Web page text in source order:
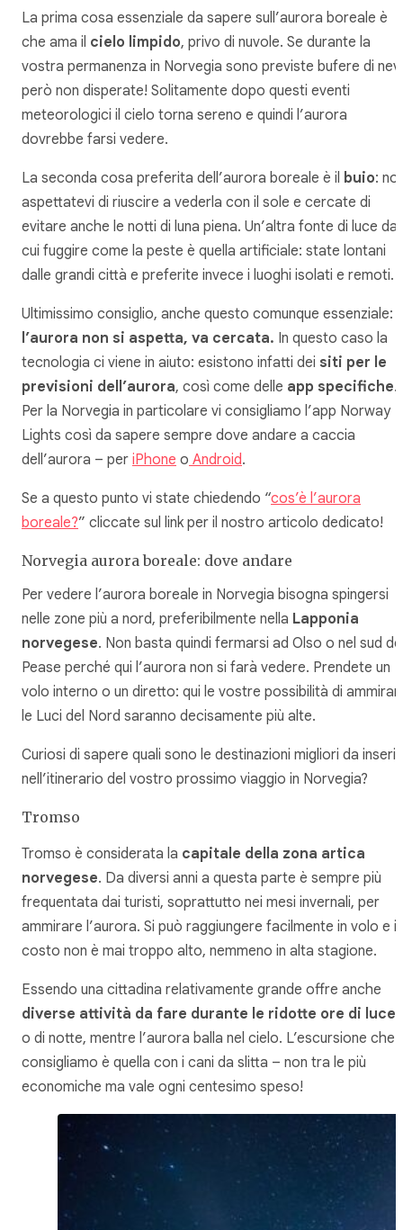
La prima cosa essenziale da sapere sull’aurora boreale è
che ama il cielo limpido, privo di nuvole. Se durante la
vostra permanenza in Norvegia sono previste bufere di
però non disperate! Solitamente dopo questi eventi
meteorologici il cielo torna sereno e quindi l’aurora
dovrebbe farsi vedere.
La seconda cosa preferita dell’aurora boreale è il buio:
aspettatevi di riuscire a vederla con il sole e cercate di
evitare anche le notti di luna piena. Un’altra fonte di luce da
cui fuggire come la peste è quella artificiale: state lontani
dalle grandi città e preferite invece i luoghi isolati e remoti.
Ultimissimo consiglio, anche questo comunque essenziale:
l’aurora non si aspetta, va cercata. In questo caso la
tecnologia ci viene in aiuto: esistono infatti dei siti per le
previsioni dell’aurora, così come delle app specifiche.
Per la Norvegia in particolare vi consigliamo l’app Norway
Lights così da sapere sempre dove andare a caccia
dell’aurora – per iPhone o Android.
Se a questo punto vi state chiedendo “cos’è l’aurora
boreale?” cliccate sul link per il nostro articolo dedicato!
Norvegia aurora boreale: dove andare
Per vedere l’aurora boreale in Norvegia bisogna spingersi
nelle zone più a nord, preferibilmente nella Lapponia
norvegese. Non basta quindi fermarsi ad Olso o nel sud
Pease perché qui l’aurora non si farà vedere. Prendete un
volo interno o un diretto: qui le vostre possibilità di
le Luci del Nord saranno decisamente più alte.
Curiosi di sapere quali sono le destinazioni migliori da
nell’itinerario del vostro prossimo viaggio in Norvegia?
Tromso
Tromso è considerata la capitale della zona artica
norvegese. Da diversi anni a questa parte è sempre più
frequentata dai turisti, soprattutto nei mesi invernali, per
ammirare l’aurora. Si può raggiungere facilmente in volo e il
costo non è mai troppo alto, nemmeno in alta stagione.
Essendo una cittadina relativamente grande offre anche
diverse attività da fare durante le ridotte ore di luce
o di notte, mentre l’aurora balla nel cielo. L’escursione che
consigliamo è quella con i cani da slitta – non tra le più
economiche ma vale ogni centesimo speso!